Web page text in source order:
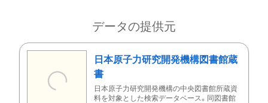
データの提供元
日本原子力研究開発機構図書館蔵
書
日本原子力研究開発機構の中央図書館所蔵資
料を対象とした検索データベース。同図書館